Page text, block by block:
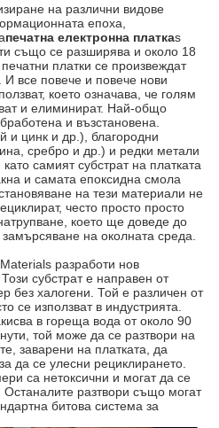
на различни видове
епоха,
печатна електронна платкаs
също се разширява и около 18
платки се произвеждат
И все повече и повече нови
което означава, че голям
и елиминират. Най-общо
и възстановена.
и цинк и др.), благородни
сребро и др.) и редки метали
самият субстрат на платката
и самата епоксидна смола
на тези материали не
често просто просто
което ще доведе до
на околната среда.
разработи нов
субстрат е направен от
без халогени. Той е различен от
се използват в индустрията.
в гореща вода от около 90
той може да се разтвори на
заварени на платката, да
да се улесни рециклирането.
са нетоксични и могат да се
Останалите разтвори също могат
битова система за